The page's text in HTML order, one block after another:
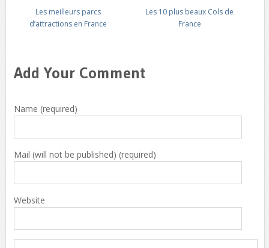
Les meilleurs parcs
d’attractions en France
Les 10 plus beaux Cols de
France
Add Your Comment
Name (required)
Mail (will not be published) (required)
Website